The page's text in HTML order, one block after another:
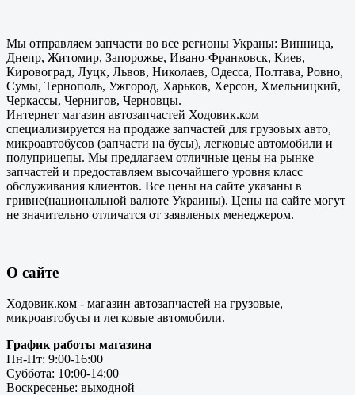
Мы отправляем запчасти во все регионы Украны: Винница,
Днепр, Житомир, Запорожье, Ивано-Франковск, Киев,
Кировоград, Луцк, Львов, Николаев, Одесса, Полтава, Ровно,
Сумы, Тернополь, Ужгород, Харьков, Херсон, Хмельницкий,
Черкассы, Чернигов, Черновцы.
Интернет магазин автозапчастей Ходовик.ком
специализируется на продаже запчастей для грузовых авто,
микроавтобусов (запчасти на бусы), легковые автомобили и
полуприцепы. Мы предлагаем отличные цены на рынке
запчастей и предоставляем высочайшего уровня класс
обслуживания клиентов. Все цены на сайте указаны в
гривне(национальной валюте Украины). Цены на сайте могут
не значительно отличатся от заявленых менеджером.
О сайте
Ходовик.ком - магазин автозапчастей на грузовые,
микроавтобусы и легковые автомобили.
График работы магазина
Пн-Пт: 9:00-16:00
Суббота: 10:00-14:00
Воскресенье: выходной